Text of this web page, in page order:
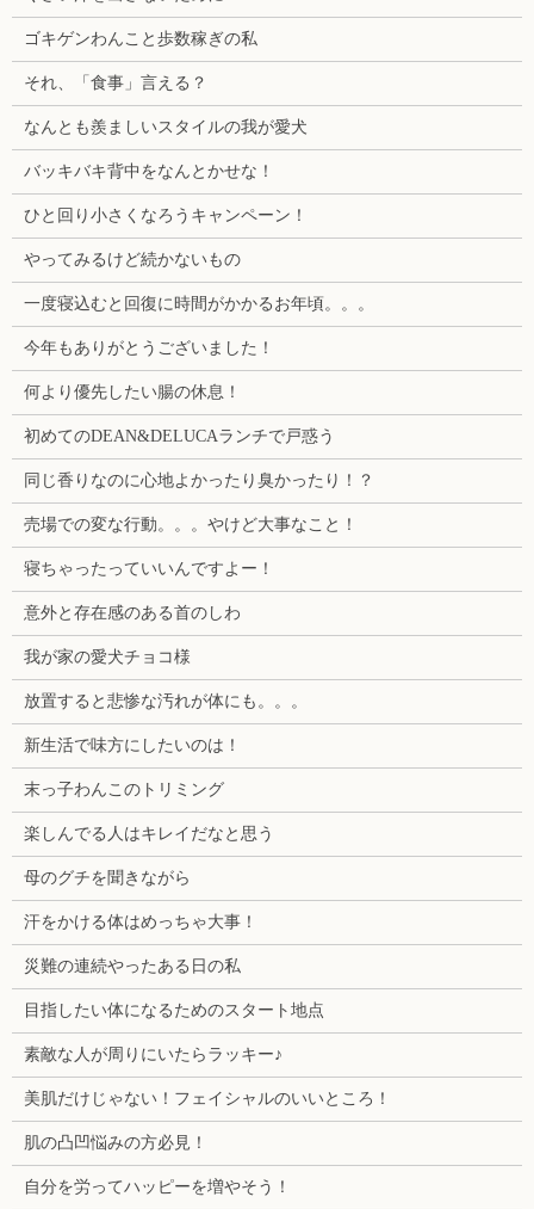
ゴキゲンわんこと歩数稼ぎの私
それ、「食事」言える？
なんとも羨ましいスタイルの我が愛犬
バッキバキ背中をなんとかせな！
ひと回り小さくなろうキャンペーン！
やってみるけど続かないもの
一度寝込むと回復に時間がかかるお年頃。。。
今年もありがとうございました！
何より優先したい腸の休息！
初めてのDEAN&DELUCAランチで戸惑う
同じ香りなのに心地よかったり臭かったり！？
売場での変な行動。。。やけど大事なこと！
寝ちゃったっていいんですよー！
意外と存在感のある首のしわ
我が家の愛犬チョコ様
放置すると悲惨な汚れが体にも。。。
新生活で味方にしたいのは！
末っ子わんこのトリミング
楽しんでる人はキレイだなと思う
母のグチを聞きながら
汗をかける体はめっちゃ大事！
災難の連続やったある日の私
目指したい体になるためのスタート地点
素敵な人が周りにいたらラッキー♪
美肌だけじゃない！フェイシャルのいいところ！
肌の凸凹悩みの方必見！
自分を労ってハッピーを増やそう！